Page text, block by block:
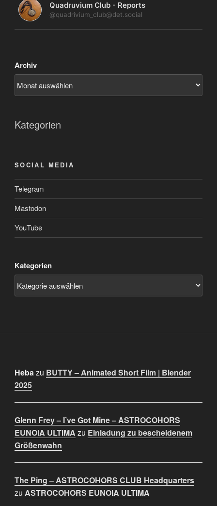
Quadruvium Club - Reports
@quadrivium_club@det.social
Archiv
Kategorien
SOCIAL MEDIA
Telegram
Mastodon
YouTube
Kategorien
Hebazu BUTTY – Animated Short Film | Blender
2025
Glenn Frey – I’ve Got Mine – ASTROCOHORS
EUNOIA ULTIMA zu Einladung zu bescheidenem
Größenwahn
The Ping – ASTROCOHORS CLUB Headquarters
zu ASTROCOHORS EUNOIA ULTIMA